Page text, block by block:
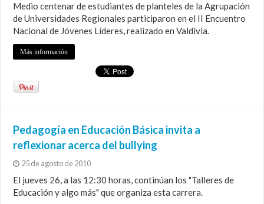
Medio centenar de estudiantes de planteles de la Agrupación
de Universidades Regionales participaron en el II Encuentro
Nacional de Jóvenes Líderes, realizado en Valdivia.
Más información
Pedagogía en Educación Básica invita a
reflexionar acerca del bullying
25 de agosto de 2010
El jueves 26, a las 12:30 horas, continúan los "Talleres de
Educación y algo más" que organiza esta carrera.